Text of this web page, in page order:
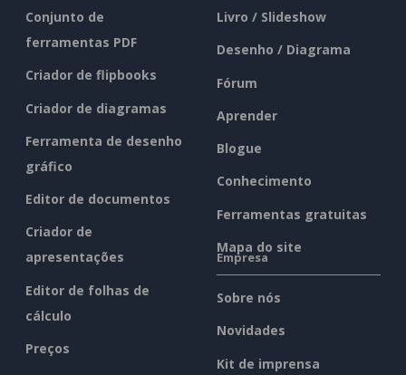
Conjunto de
ferramentas PDF
Criador de flipbooks
Criador de diagramas
Ferramenta de desenho
gráfico
Editor de documentos
Criador de
apresentações
Editor de folhas de
cálculo
Preços
Livro / Slideshow
Desenho / Diagrama
Fórum
Aprender
Blogue
Conhecimento
Ferramentas gratuitas
Mapa do site
Empresa
Sobre nós
Novidades
Kit de imprensa